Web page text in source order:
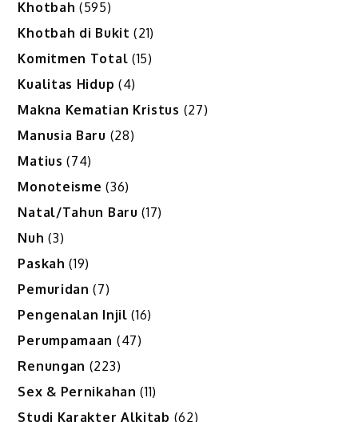
Khotbah (595)
Khotbah di Bukit (21)
Komitmen Total (15)
Kualitas Hidup (4)
Makna Kematian Kristus (27)
Manusia Baru (28)
Matius (74)
Monoteisme (36)
Natal/Tahun Baru (17)
Nuh (3)
Paskah (19)
Pemuridan (7)
Pengenalan Injil (16)
Perumpamaan (47)
Renungan (223)
Sex & Pernikahan (11)
Studi Karakter Alkitab (62)